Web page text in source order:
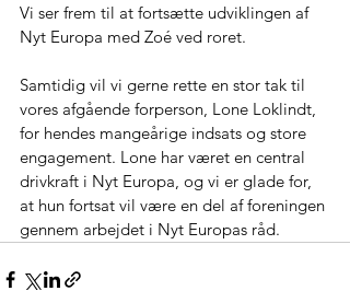
Vi ser frem til at fortsætte udviklingen af
Nyt Europa med Zoé ved roret.
Samtidig vil vi gerne rette en stor tak til
vores afgående forperson, Lone Loklindt,
for hendes mangeårige indsats og store
engagement. Lone har været en central
drivkraft i Nyt Europa, og vi er glade for,
at hun fortsat vil være en del af foreningen
gennem arbejdet i Nyt Europas råd.